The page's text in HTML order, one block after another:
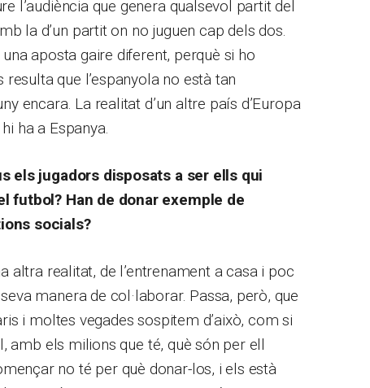
l’audiència que genera qualsevol partit del
la d’un partit on no juguen cap dels dos.
aposta gaire diferent, perquè si ho
que l’espanyola no està tan
encara. La realitat d’un altre país d’Europa
ha a Espanya.
els jugadors disposats a ser ells qui
futbol? Han de donar exemple de
socials?
altra realitat, de l’entrenament a casa i poc
manera de col·laborar. Passa, però, que
i moltes vegades sospitem d’això, com si
amb els milions que té, què són per ell
no té per què donar-los, i els està